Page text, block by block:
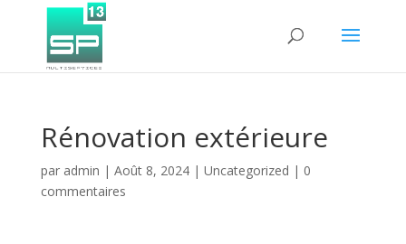
Rénovation extérieure
par admin | Août 8, 2024| Uncategorized | 0
commentaires